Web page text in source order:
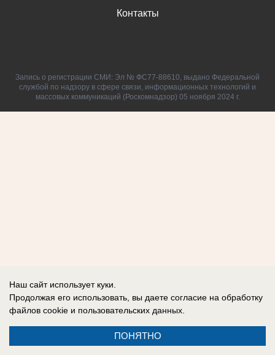
Контакты
Запись о регистрации СМИ: Эл № ФС77-88610, выдано Федеральной
службой по надзору в сфере связи, информационных технологий и
массовых коммуникаций (Роскомнадзор) 05 ноября 2024 г.
Наш сайт использует куки.
Продолжая его использовать, вы даете согласие на обработку
файлов cookie и пользовательских данных.
ПОНЯТНО